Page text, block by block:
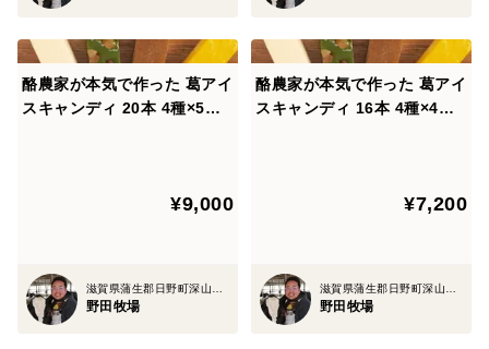
酪農家が本気で作った 葛アイ
スキャンディ 20本 4種×5本
¥9,000
滋賀県蒲生郡日野町深山口714
野田牧場
酪農家が本気で作った 葛アイ
スキャンディ 16本 4種×4本
¥7,200
滋賀県蒲生郡日野町深山口714
野田牧場